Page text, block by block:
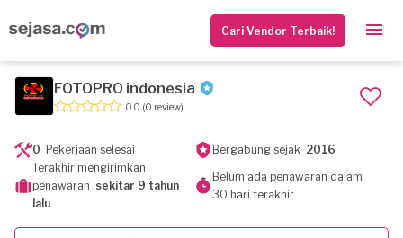
Cari Vendor Terbaik!
FOTOPRO indonesia
0.0 (0 review)
0 Pekerjaan selesai Bergabung sejak 2016
Terakhir mengirimkan
penawaran sekitar 9 tahun
lalu
Belum ada penawaran dalam
30 hari terakhir